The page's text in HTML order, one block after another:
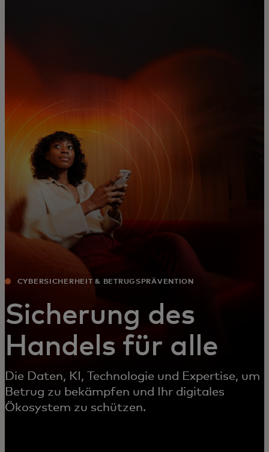
Für die Welt
Für Innovatoren
Neuigkeiten und Trends
CYBERSICHERHEIT & BETRUGSPRÄVENTION
Sicherung des
Handels für alle
Die Daten, KI, Technologie und Expertise, um
Betrug zu bekämpfen und Ihr digitales
Ökosystem zu schützen.